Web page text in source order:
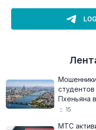
студентов
Пхеньяна
15
МТС